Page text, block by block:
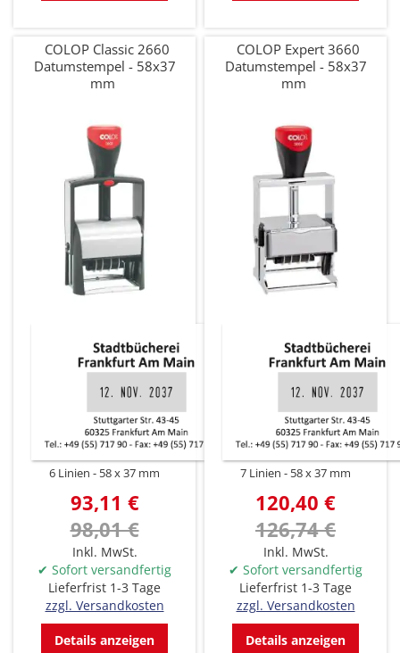
COLOP Classic 2660
Datumstempel - 58x37
mm
6 Linien 58 x 37 mm
93,11 €
98,01 €
Inkl. MwSt.
✔ Sofort versandfertig
Lieferfrist 1-3 Tage
zzgl. Versandkosten
Details anzeigen
COLOP Expert 3660
Datumstempel - 58x37
mm
7 Linien 58 x 37 mm
120,40 €
126,74 €
Inkl. MwSt.
✔ Sofort versandfertig
Lieferfrist 1-3 Tage
zzgl. Versandkosten
Details anzeigen